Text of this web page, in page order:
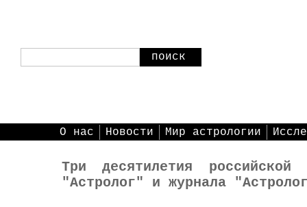
поиск
О нас Новости Мир астрологии
Три десятилетия
"Астролог" и журнала